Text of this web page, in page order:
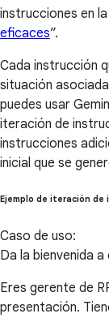
instrucciones en
eficaces”.
Cada instrucción
situación
puedes usar
iteración de
instrucciones
inicial que se
Ejemplo de iteración de
Caso de uso:
Da la bienvenida
Eres gerente de
presentación.